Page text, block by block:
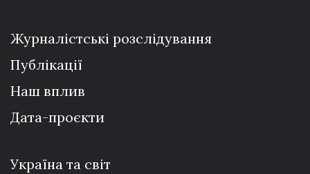
Журналістські розслідування
Публікації
Наш вплив
Дата-проєкти
Україна та світ